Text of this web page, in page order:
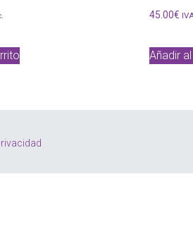
45.00€
Añadir